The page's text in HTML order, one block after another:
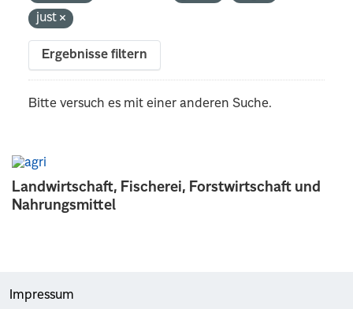
Landwirtschaft, Fischerei, Forstwirtschaft und
Nahrungsmittel
just
Ergebnisse filtern
Bitte versuch es mit einer anderen Suche.
Impressum